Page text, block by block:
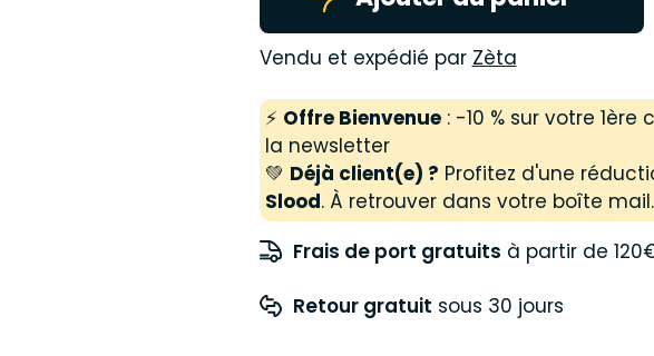
Vendu et expédié par Zèta
⚡ Offre Bienvenue: -10 % sur votre
la newsletter
💚 Déjà client(e) ? Profitez d'une
Slood. À retrouver dans votre boîte mail.
Frais de port gratuits à partir de
Retour gratuit sous 30 jours